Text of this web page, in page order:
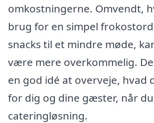
omkostningerne. Omvendt,
brug for en simpel
snacks til et mindre møde,
være mere overkommelig.
en god idé at overveje, hvad
for dig og dine gæster, når
cateringløsning.